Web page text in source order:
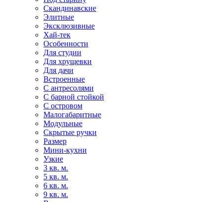
Скандинавские
Элитные
Эксклюзивные
Хай-тек
Особенности
Для студии
Для хрущевки
Для дачи
Встроенные
С антресолями
С барной стойкой
С островом
Малогабаритные
Модульные
Скрытые ручки
Размер
Мини-кухни
Узкие
3 кв. м.
5 кв. м.
6 кв. м.
9 кв. м.